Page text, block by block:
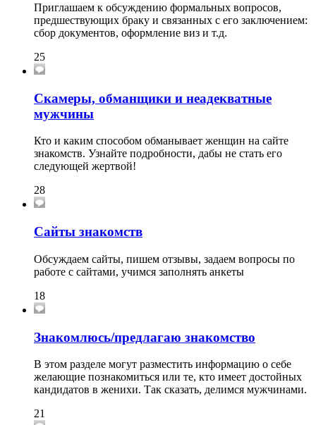
Приглашаем к обсуждению формальных вопросов,
предшествующих браку и связанных с его заключением:
сбор документов, оформление виз и т.д.
25
Скамеры, обманщики и неадекватные
мужчины
Кто и каким способом обманывает женщин на сайте
знакомств. Узнайте подробности, дабы не стать его
следующей жертвой!
28
Сайты знакомств
Обсуждаем сайты, пишем отзывы, задаем вопросы по
работе с сайтами, учимся заполнять анкеты
18
Знакомлюсь/предлагаю знакомство
В этом разделе могут разместить информацию о себе
желающие познакомиться или те, кто имеет достойных
кандидатов в женихи. Так сказать, делимся мужчинами.
21